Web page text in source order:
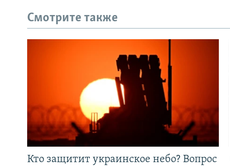
Смотрите также
Кто защитит украинское небо? Вопрос